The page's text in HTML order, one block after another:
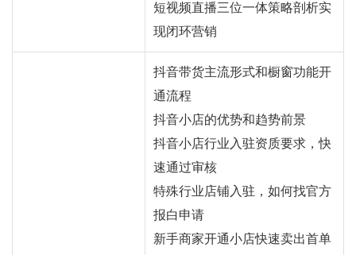
短视频直播三位一体策略剖析实
现闭环营销
抖音带货主流形式和橱窗功能开
通流程
抖音小店的优势和趋势前景
抖音小店行业入驻资质要求，快
速通过审核
特殊行业店铺入驻，如何找官方
报白申请
新手商家开通小店快速卖出首单